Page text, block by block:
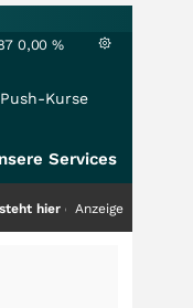
0,00 %
Push-Kurse
Services
nächste Milliardenstory?
Anzeige